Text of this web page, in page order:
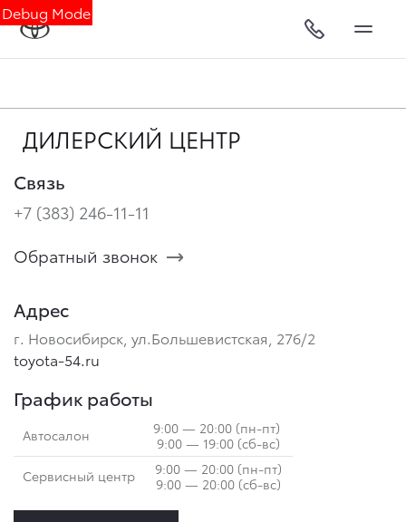
Debug Mode
ДИЛЕРСКИЙ ЦЕНТР
Адрес
г. Новосибирск, ул.Большевистская, 276/2
toyota-54.ru
График работы
Автосалон
9:00 — 20:00 (пн-пт)
9:00 — 19:00 (сб-вс)
Сервисный центр
9:00 — 20:00 (пн-пт)
9:00 — 20:00 (сб-вс)
Связь
+7 (383) 246-11-11
Обратный звонок